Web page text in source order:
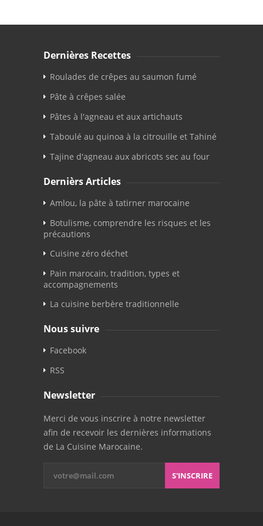
Dernières Recettes
Roulades de crêpes au saumon fumé
Pâte à crêpes salée
Pâtes à l'agneau et aux artichauts
Taboulé au quinoa à la citrouille et Tahiné
Tajine d'agneau aux abricots sec au four
Dernièrs Articles
Amlou, la pâte à tatirner marocaine
Botulisme, comprendre les risques et les
précautions
Cuisine zéro déchet
Pain marocain, tradition, types et
accompagnements
La cuisine berbère traditionnelle
Nous suivre
Facebook
RSS
Newsletter
Merci de vous inscrire à notre newsletter
afin de recevoir les dernières informations
de La Cuisine Marocaine.
S'INSCRIRE